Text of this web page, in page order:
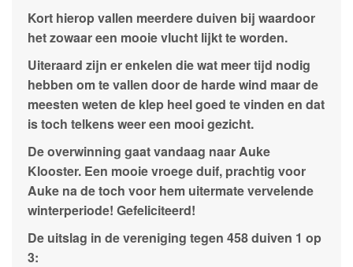
Kort hierop vallen meerdere duiven bij waardoor
het zowaar een mooie vlucht lijkt te worden.
Uiteraard zijn er enkelen die wat meer tijd nodig
hebben om te vallen door de harde wind maar de
meesten weten de klep heel goed te vinden en dat
is toch telkens weer een mooi gezicht.
De overwinning gaat vandaag naar Auke
Klooster. Een mooie vroege duif, prachtig voor
Auke na de toch voor hem uitermate vervelende
winterperiode! Gefeliciteerd!
De uitslag in de vereniging tegen 458 duiven 1 op
3: